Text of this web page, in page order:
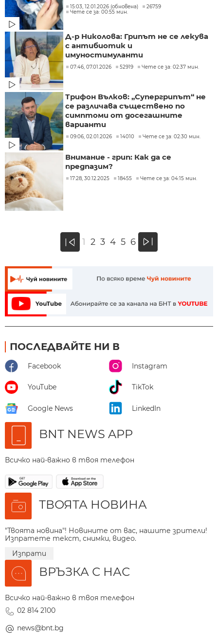
15:03, 12.01.2026 (обновена)
26759
Чете се за: 00:55 мин.
Д-р Николова: Грипът не се лекува
с антибиотик и
имуностимуланти
07:46, 07.01.2026 52919 Чете се за: 02:37 мин.
Трифон Вълков: „Супергрипът“ не
се различава съществено по
симптоми от досегашните
варианти
09:06, 02.01.2026 14010 Чете се за: 02:30 мин.
Внимание - грип: Как да се
предпазим?
17:28, 30.12.2025 18455 Чете се за: 04:15 мин.
« 1 2 3 4 5 6 »
ПОСЛЕДВАЙТЕ НИ В
Facebook Instagram
YouTube TikTok
Google News LinkedIn
BNT NEWS APP
Всичко най-важно в твоя телефон
ТВОЯТА НОВИНА
"Твоята новина"! Новините от вас, нашите зрители!
Изпратете текст, снимки, видео.
Изпрати
ВРЪЗКА С НАС
Всичко най-важно в твоя телефон
02 814 2100
news@bnt.bg